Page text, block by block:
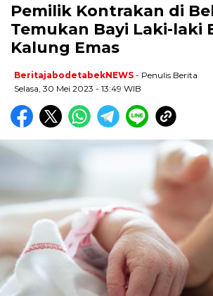
Pemilik Kontrakan di
Temukan Bayi Laki-laki
Kalung Emas
BeritajabodetabekNEWS - Penulis Berita
Selasa, 30 Mei 2023 - 13:49 WIB